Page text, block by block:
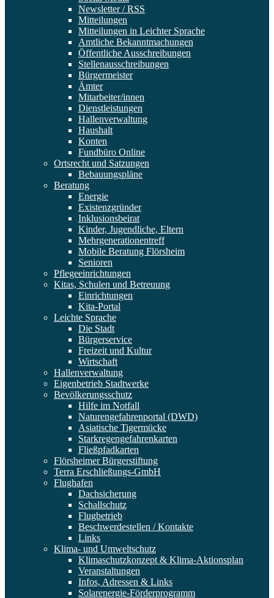
Newsletter / RSS
Mitteilungen
Mitteilungen in Leichter Sprache
Amtliche Bekanntmachungen
Öffentliche Ausschreibungen
Stellenausschreibungen
Bürgermeister
Ämter
Mitarbeiter/innen
Dienstleistungen
Hallenverwaltung
Haushalt
Konten
Fundbüro Online
Ortsrecht und Satzungen
Bebauungspläne
Beratung
Energie
Existenzgründer
Inklusionsbeirat
Kinder, Jugendliche, Eltern
Mehrgenerationentreff
Mobile Beratung Flörsheim
Senioren
Pflegeeinrichtungen
Kitas, Schulen und Betreuung
Einrichtungen
Kita-Portal
Leichte Sprache
Die Stadt
Bürgerservice
Freizeit und Kultur
Wirtschaft
Hallenverwaltung
Eigenbetrieb Stadtwerke
Bevölkerungsschutz
Hilfe im Notfall
Naturengefahrenportal (DWD)
Asiatische Tigermücke
Starkregengefahrenkarten
Fließpfadkarten
Flörsheimer Bürgerstiftung
Terra Erschließungs-GmbH
Flughafen
Dachsicherung
Schallschutz
Flugbetrieb
Beschwerdestellen / Kontakte
Links
Klima- und Umweltschutz
Klimaschutzkonzept & Klima-Aktionsplan
Veranstaltungen
Infos, Adressen & Links
Solarenergie-Förderprogramm